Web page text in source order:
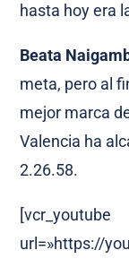
hasta hoy era
Beata
meta, pero al
mejor marca
Valencia ha
2.26.58.
[vcr_youtube
url=»https://